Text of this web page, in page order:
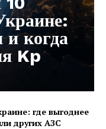
и когда
Kp
где выгоднее
других АЗС